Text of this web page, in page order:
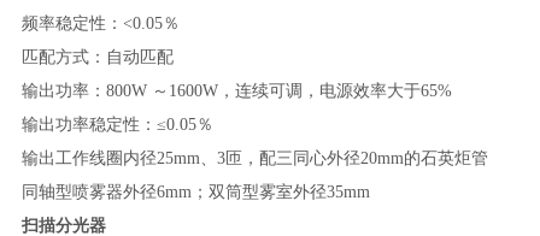
频率稳定性： <0.05％
匹配方式：自动匹配
输出功率： 800W ～1600W，连续可调，电源效率大于65%
输出功率稳定性： ≤0. 05％
输出工作线圈内径25mm、3匝，配三同心外径20mm的石英炬管
同轴型喷雾器外径6mm；双筒型雾室外径35mm
扫描分光器